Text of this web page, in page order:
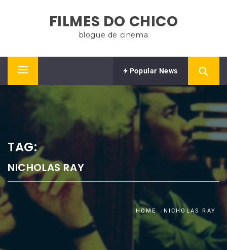
FILMES DO CHICO
blogue de cinema
Primary
Popular News
TAG:
NICHOLAS RAY
HOME NICHOLAS RAY